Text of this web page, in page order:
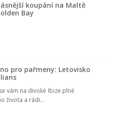
koupání na Maltě
Bay
pro pařmeny: Letovisko
vám na divoké Ibize plné
života a rádi...